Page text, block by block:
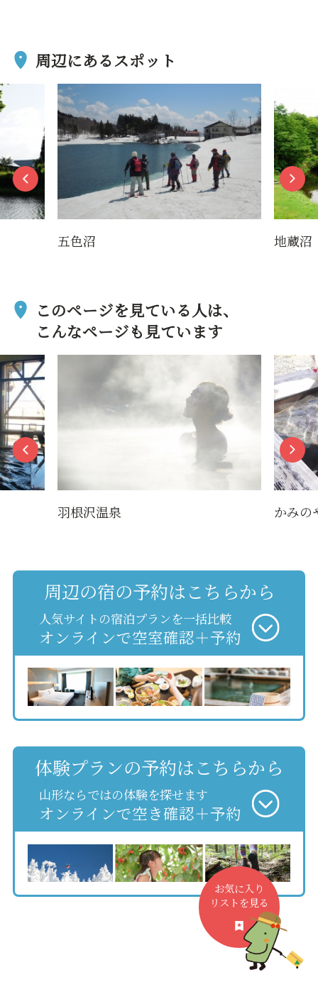
周辺にあるスポット
このページを見ている人は、
こんなページも見ています
羽根沢温泉 かみのやま温泉
周辺の宿の予約はこちらから
人気サイトの宿泊プランを一括比較
オンラインで空室確認＋予約
体験プランの予約はこちらから
山形ならではの体験を探せます
オンラインで空き確認＋予約
お気に入り
リストを見る